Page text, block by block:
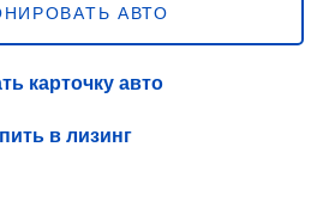
АВТО
карточку авто
в лизинг